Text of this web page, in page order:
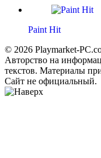
Paint Hit
© 2026 Playmarket-
Авторство на
текстов. Материалы
Сайт не официальный.